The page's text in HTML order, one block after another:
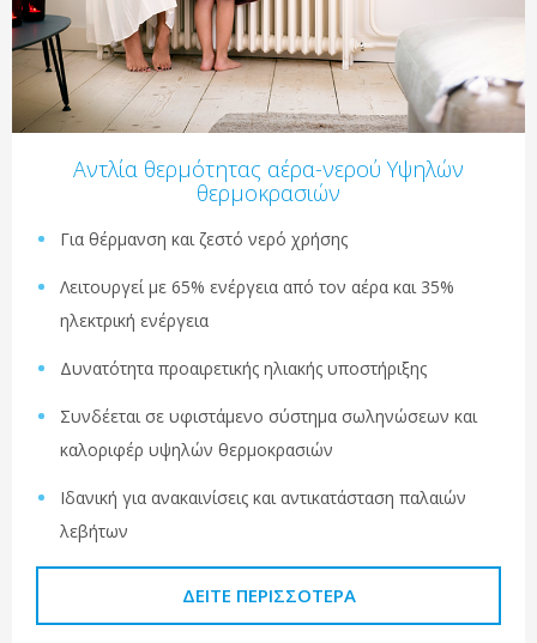
Αντλία θερμότητας αέρα-νερού Υψηλών
θερμοκρασιών
Για θέρμανση και ζεστό νερό χρήσης
Λειτουργεί με 65% ενέργεια από τον αέρα και 35%
ηλεκτρική ενέργεια
Δυνατότητα προαιρετικής ηλιακής υποστήριξης
Συνδέεται σε υφιστάμενο σύστημα σωληνώσεων και
καλοριφέρ υψηλών θερμοκρασιών
Ιδανική για ανακαινίσεις και αντικατάσταση παλαιών
λεβήτων
ΔΕΊΤΕ ΠΕΡΙΣΣΌΤΕΡΑ